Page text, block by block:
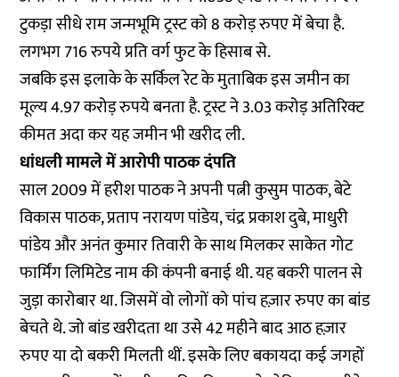
टुकड़ा सीधे राम जन्मभूमि ट्रस्ट को 8 करोड़ रुपए में बेचा है.
लगभग 716 रुपये प्रति वर्ग फुट के हिसाब से.
जबकि इस इलाके के सर्किल रेट के मुताबिक इस जमीन का
मूल्य 4.97 करोड़ रुपये बनता है. ट्रस्ट ने 3.03 करोड़ अतिरिक्ट
कीमत अदा कर यह जमीन भी खरीद ली.
धांधली मामले में आरोपी पाठक दंपति
साल 2009 में हरीश पाठक ने अपनी पत्नी कुसुम पाठक, बेटे
विकास पाठक, प्रताप नरायण पांडेय, चंद्र प्रकाश दुबे, माधुरी
पांडेय और अनंत कुमार तिवारी के साथ मिलकर साकेत गोट
फार्मिंग लिमिटेड नाम की कंपनी बनाई थी. यह बकरी पालन से
जुड़ा कारोबार था. जिसमें वो लोगों को पांच हज़ार रुपए का बांड
बेचते थे. जो बांड खरीदता था उसे 42 महीने बाद आठ हज़ार
रुपए या दो बकरी मिलती थीं. इसके लिए बकायदा कई जगहों